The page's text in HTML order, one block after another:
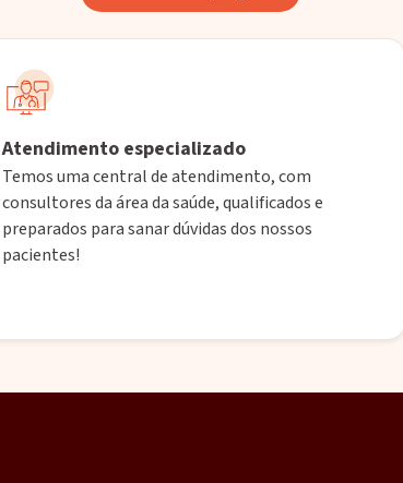
Atendimento especializado
Temos uma central de atendimento, com
consultores da área da saúde, qualificados e
preparados para sanar dúvidas dos nossos
pacientes!